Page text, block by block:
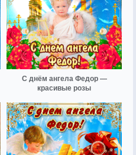
С днём ангела Федор —
красивые розы